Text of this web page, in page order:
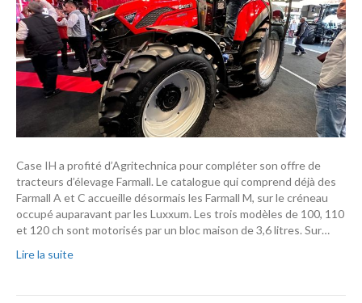
Case IH a profité d’Agritechnica pour compléter son offre de
tracteurs d’élevage Farmall. Le catalogue qui comprend déjà des
Farmall A et C accueille désormais les Farmall M, sur le créneau
occupé auparavant par les Luxxum. Les trois modèles de 100, 110
et 120 ch sont motorisés par un bloc maison de 3,6 litres. Sur…
Lire la suite